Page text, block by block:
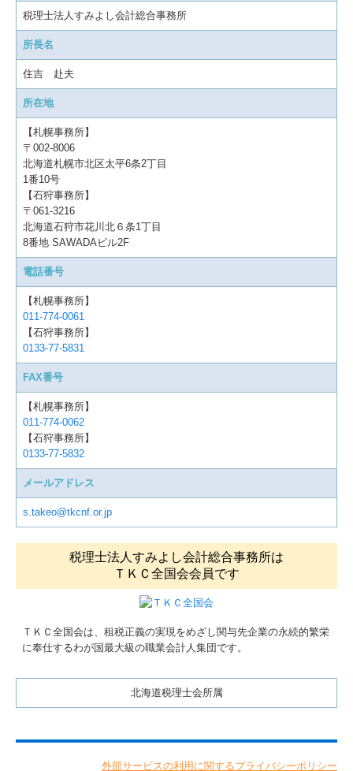
税理士法人すみよし会計総合事務所
所長名
住吉 赴夫
所在地
【札幌事務所】
〒002-8006
北海道札幌市北区太平6条2丁目
1番10号
【石狩事務所】
〒061-3216
北海道石狩市花川北６条1丁目
8番地 SAWADAビル2F
電話番号
【札幌事務所】
011-774-0061
【石狩事務所】
0133-77-5831
FAX番号
【札幌事務所】
011-774-0062
【石狩事務所】
0133-77-5832
メールアドレス
s.takeo@tkcnf.or.jp
税理士法人すみよし会計総合事務所は
ＴＫＣ全国会会員です
ＴＫＣ全国会は、租税正義の実現をめざし関与先企業の永続的繁栄
に奉仕するわが国最大級の職業会計人集団です。
北海道税理士会所属
外部サービスの利用に関するプライバシーポリシー